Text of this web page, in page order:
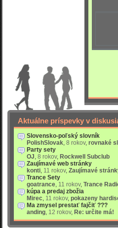
Aktuálne príspevky v
Slovensko-poľský slovník
PolishSlovak, 8 rokov, rovnaké
Party sety
OJ, 8 rokov, Rockwell Subclub
Zaujímavé web stránky
konti, 11 rokov, Zaujímavé
Trance Sety
goatrance, 11 rokov, Trance
kúpa a predaj zbožia
Mirec, 11 rokov, pokazeny
Ma zmysel prestať fajčiť ???
anding, 12 rokov, Re: určite má!